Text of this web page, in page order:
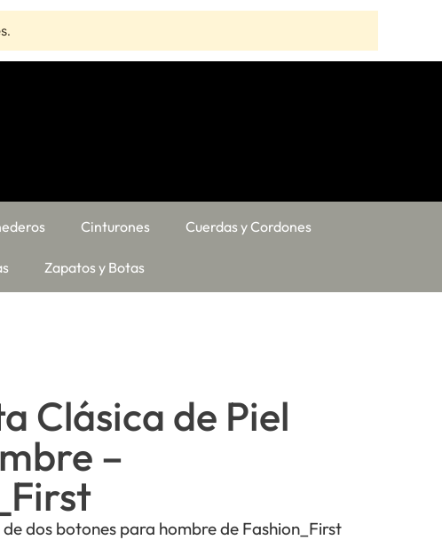
Cinturones Cuerdas y Cordones
Zapatos y Botas
Clásica de Piel
–
dos botones para hombre de Fashion_First